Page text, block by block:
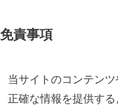
免責事項
当サイトのコンテン
正確な情報を提供す